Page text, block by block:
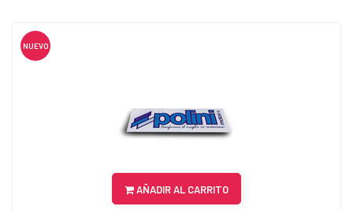
NUEVO
AÑADIR AL CARRITO